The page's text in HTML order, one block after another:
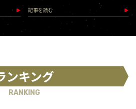
記事を読む
ンキング
RANKING